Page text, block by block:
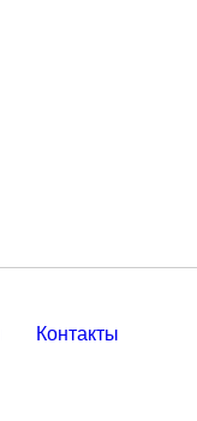
Контакты